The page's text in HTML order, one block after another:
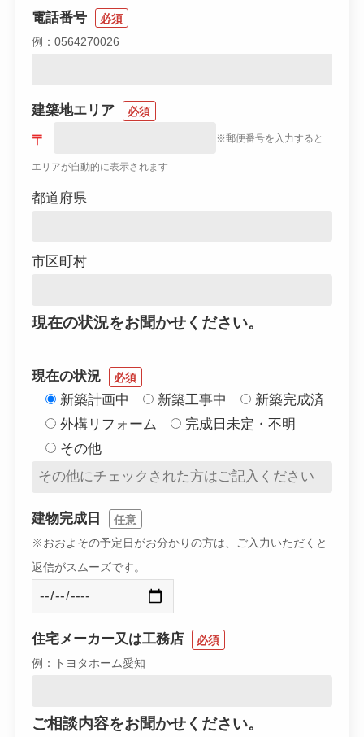
電話番号 必須
例：0564270026
建築地エリア 必須
〒 ※郵便番号を入力すると
エリアが自動的に表示されます
都道府県
市区町村
現在の状況をお聞かせください。
現在の状況 必須
新築計画中 新築工事中
新築完成済
外構リフォーム
完成日未定・不明
その他
建物完成日 任意
※おおよその予定日がお分かりの方は、ご入力いただくと
返信がスムーズです。
住宅メーカー又は工務店 必須
例：トヨタホーム愛知
ご相談内容をお聞かせください。